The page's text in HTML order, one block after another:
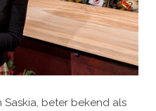
beter bekend als